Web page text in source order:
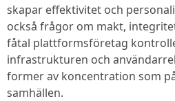
skapar effektivitet och
också frågor om makt,
fåtal plattformsföretag
infrastrukturen och
former av koncentration som
samhällen.